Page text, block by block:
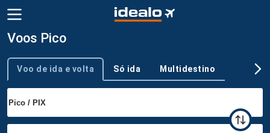
Voos Pico
Tipo de viagem
Voo de ida e volta Só ida Multidestino